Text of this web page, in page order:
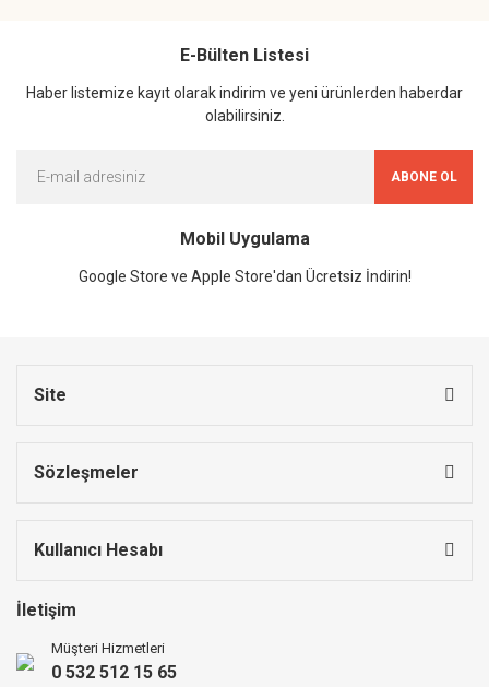
E-Bülten Listesi
Haber listemize kayıt olarak indirim ve yeni ürünlerden haberdar
olabilirsiniz.
ABONE OL
Mobil Uygulama
Google Store ve Apple Store'dan Ücretsiz İndirin!
Site
Sözleşmeler
Kullanıcı Hesabı
İletişim
Müşteri Hizmetleri
0 532 512 15 65